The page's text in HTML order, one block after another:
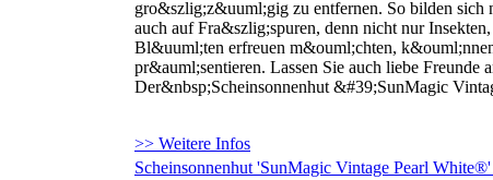
gro&szlig;z&uuml;gig zu entfernen. So bilden
auch auf Fra&szlig;spuren, denn nicht nur
Bl&uuml;ten erfreuen m&ouml;chten,
pr&auml;sentieren. Lassen Sie auch liebe
Der&nbsp;Scheinsonnenhut &#39;SunMagic
>> Weitere Infos
Scheinsonnenhut 'SunMagic Vintage Pearl